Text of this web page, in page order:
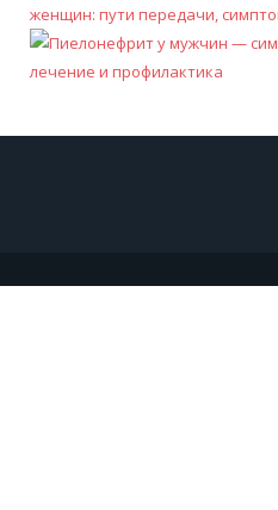
женщин: пути передачи,
лечение и профилактика